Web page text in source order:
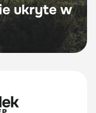
ukryte w